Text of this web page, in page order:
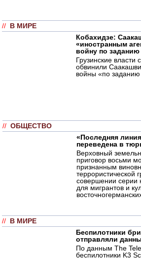
// В МИРЕ
Кобахидзе:
«иностранным
войну по заданию
Грузинские власти
обвинили
войны «по заданию
// ОБЩЕСТВО
«Последняя
переведена в
Верховный
приговор восьми
признанным
террористической
совершении серии
для мигрантов и
// В МИРЕ
Беспилотники
отправляли
По данным The
беспилотники K3